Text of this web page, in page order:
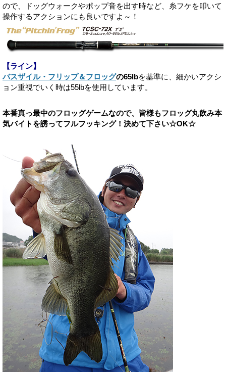
ので、ドッグウォークやポップ音を出す時など、糸フケを叩いて
操作するアクションにも良いですよ～！
【ライン】
バスザイル・フリップ＆フロッグの65lbを基準に、細かいアクシ
ョン重視でいく時は55lbを使用しています。
本番真っ最中のフロッグゲームなので、皆様もフロッグ丸飲み本
気バイトを誘ってフルフッキング！決めて下さい☆OK☆